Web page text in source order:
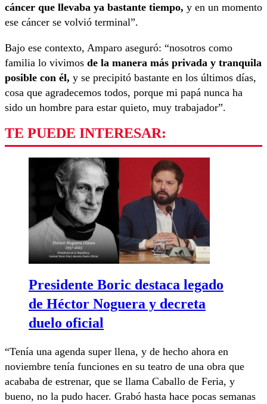
cáncer que llevaba ya bastante tiempo, y en un momento
ese cáncer se volvió terminal”.
Bajo ese contexto, Amparo aseguró: “nosotros como
familia lo vivimos de la manera más privada y tranquila
posible con él, y se precipitó bastante en los últimos días,
cosa que agradecemos todos, porque mi papá nunca ha
sido un hombre para estar quieto, muy trabajador”.
TE PUEDE INTERESAR:
Presidente Boric destaca legado
de Héctor Noguera y decreta
duelo oficial
“Tenía una agenda super llena, y de hecho ahora en
noviembre tenía funciones en su teatro de una obra que
acababa de estrenar, que se llama Caballo de Feria, y
bueno, no la pudo hacer. Grabó hasta hace pocas semanas